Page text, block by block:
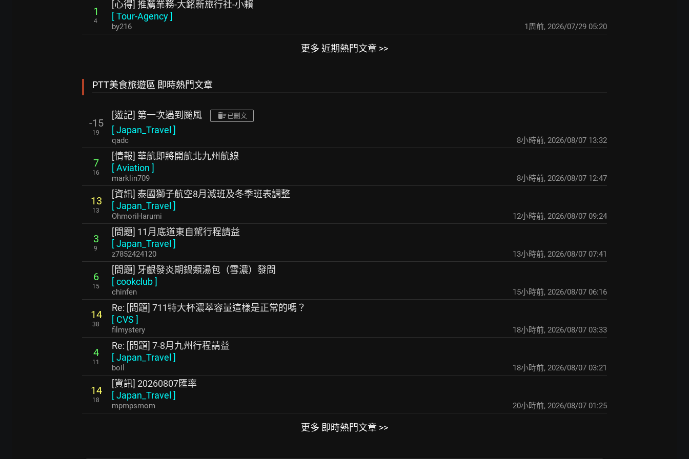
1
4
[心得] 推薦業務-大銘新旅行社-小賴
[Tour-Agency]
by216 1周前, 2026/07/29 05:20
更多 近期熱門文章 >>
PTT美食旅遊區 即時熱門文章
-15
19
[遊記] 第一次遇到颱風 已刪文
[Japan_Travel ]
qadc 8小時前, 2026/08/07 13:32
7
16
[情報] 華航即將開航北九州航線
[Aviation ]
marklin709 8小時前, 2026/08/07 12:47
13
13
[資訊] 泰國獅子航空8月減班及冬季班表調整
[Japan_Travel ]
OhmoriHarumi 12小時前, 2026/08/07 09:24
3
9
[問題] 11月底道東自駕行程請益
[Japan_Travel ]
z7852424120 13小時前, 2026/08/07 07:41
6
15
[問題] 牙齦發炎期鍋類湯包（雪濃）發問
[cookclub]
chinfen 15小時前, 2026/08/07 06:16
14
38
Re: [問題] 711特大杯濃萃容量這樣是正常的嗎？
[ CVS ]
filmystery 18小時前, 2026/08/07 03:33
4
11
Re: [問題] 7-8月九州行程請益
[Japan_Travel ]
boil 18小時前, 2026/08/07 03:21
14
18
[資訊] 20260807匯率
[Japan_Travel ]
mpmpsmom 20小時前, 2026/08/07 01:25
更多 即時熱門文章 >>